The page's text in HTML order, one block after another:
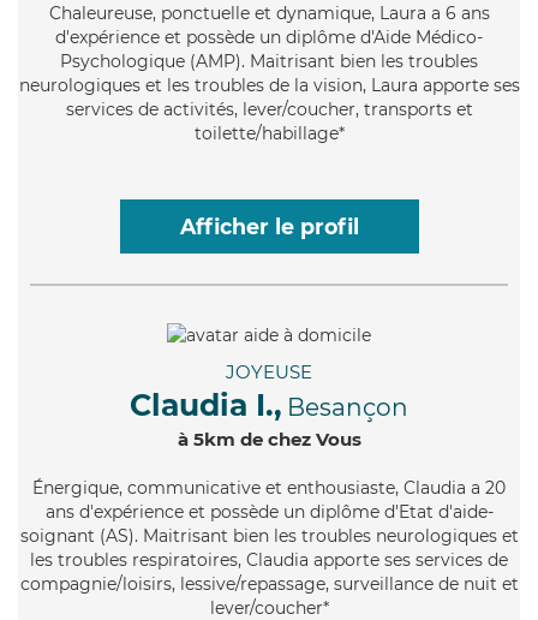
Chaleureuse, ponctuelle et dynamique, Laura a 6 ans
d'expérience et possède un diplôme d'Aide Médico-
Psychologique (AMP). Maitrisant bien les troubles
neurologiques et les troubles de la vision, Laura apporte ses
services de activités, lever/coucher, transports et
toilette/habillage*
Afficher le profil
JOYEUSE
Claudia I., Besançon
à 5km de chez Vous
Énergique, communicative et enthousiaste, Claudia a 20
ans d'expérience et possède un diplôme d'Etat d'aide-
soignant (AS). Maitrisant bien les troubles neurologiques et
les troubles respiratoires, Claudia apporte ses services de
compagnie/loisirs, lessive/repassage, surveillance de nuit et
lever/coucher*